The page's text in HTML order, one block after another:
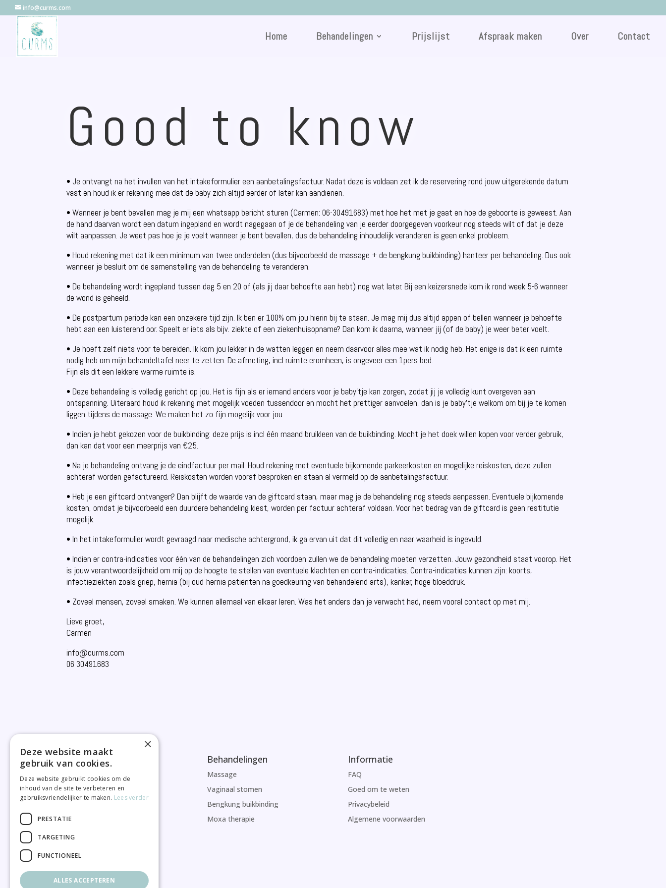
info@curms.com
Home Behandelingen Prijslijst Afspraak maken Over Contact
Good to know
• Je ontvangt na het invullen van het intakeformulier een aanbetalingsfactuur. Nadat deze is voldaan zet ik de reservering rond jouw uitgerekende datum
vast en houd ik er rekening mee dat de baby zich altijd eerder of later kan aandienen.
• Wanneer je bent bevallen mag je mij een whatsapp bericht sturen (Carmen: 06-30491683) met hoe het met je gaat en hoe de geboorte is geweest. Aan
de hand daarvan wordt een datum ingepland en wordt nagegaan of je de behandeling van je eerder doorgegeven voorkeur nog steeds wilt of dat je deze
wilt aanpassen. Je weet pas hoe je je voelt wanneer je bent bevallen, dus de behandeling inhoudelijk veranderen is geen enkel probleem.
• Houd rekening met dat ik een minimum van twee onderdelen (dus bijvoorbeeld de massage + de bengkung buikbinding) hanteer per behandeling. Dus ook
wanneer je besluit om de samenstelling van de behandeling te veranderen.
• De behandeling wordt ingepland tussen dag 5 en 20 of (als jij daar behoefte aan hebt) nog wat later. Bij een keizersnede kom ik rond week 5-6 wanneer
de wond is geheeld.
• De postpartum periode kan een onzekere tijd zijn. Ik ben er 100% om jou hierin bij te staan. Je mag mij dus altijd appen of bellen wanneer je behoefte
hebt aan een luisterend oor. Speelt er iets als bijv. ziekte of een ziekenhuisopname? Dan kom ik daarna, wanneer jij (of de baby) je weer beter voelt.
• Je hoeft zelf niets voor te bereiden. Ik kom jou lekker in de watten leggen en neem daarvoor alles mee wat ik nodig heb. Het enige is dat ik een ruimte
nodig heb om mijn behandeltafel neer te zetten. De afmeting, incl ruimte eromheen, is ongeveer een 1pers bed.
Fijn als dit een lekkere warme ruimte is.
• Deze behandeling is volledig gericht op jou. Het is fijn als er iemand anders voor je baby’tje kan zorgen, zodat jij je volledig kunt overgeven aan
ontspanning. Uiteraard houd ik rekening met mogelijk voeden tussendoor en mocht het prettiger aanvoelen, dan is je baby’tje welkom om bij je te komen
liggen tijdens de massage. We maken het zo fijn mogelijk voor jou.
• Indien je hebt gekozen voor de buikbinding: deze prijs is incl één maand bruikleen van de buikbinding. Mocht je het doek willen kopen voor verder gebruik,
dan kan dat voor een meerprijs van €25.
• Na je behandeling ontvang je de eindfactuur per mail. Houd rekening met eventuele bijkomende parkeerkosten en mogelijke reiskosten, deze zullen
achteraf worden gefactureerd. Reiskosten worden vooraf besproken en staan al vermeld op de aanbetalingsfactuur.
• Heb je een giftcard ontvangen? Dan blijft de waarde van de giftcard staan, maar mag je de behandeling nog steeds aanpassen. Eventuele bijkomende
kosten, omdat je bijvoorbeeld een duurdere behandeling kiest, worden per factuur achteraf voldaan. Voor het bedrag van de giftcard is geen restitutie
mogelijk.
• In het intakeformulier wordt gevraagd naar medische achtergrond, ik ga ervan uit dat dit volledig en naar waarheid is ingevuld.
• Indien er contra-indicaties voor één van de behandelingen zich voordoen zullen we de behandeling moeten verzetten. Jouw gezondheid staat voorop. Het
is jouw verantwoordelijkheid om mij op de hoogte te stellen van eventuele klachten en contra-indicaties. Contra-indicaties kunnen zijn: koorts,
infectieziekten zoals griep, hernia (bij oud-hernia patiënten na goedkeuring van behandelend arts), kanker, hoge bloeddruk.
• Zoveel mensen, zoveel smaken. We kunnen allemaal van elkaar leren. Was het anders dan je verwacht had, neem vooral contact op met mij.
Lieve groet,
Carmen
info@curms.com
06 30491683
Behandelingen
Massage
Vaginaal stomen
Bengkung buikbinding
Moxa therapie
Informatie
FAQ
Goed om te weten
Privacybeleid
Algemene voorwaarden
×
Deze website maakt
gebruik van cookies.
Deze website gebruikt cookies om de
inhoud van de site te verbeteren en
gebruiksvriendelijker te maken. Lees verder
PRESTATIE
TARGETING
FUNCTIONEEL
ALLES ACCEPTEREN